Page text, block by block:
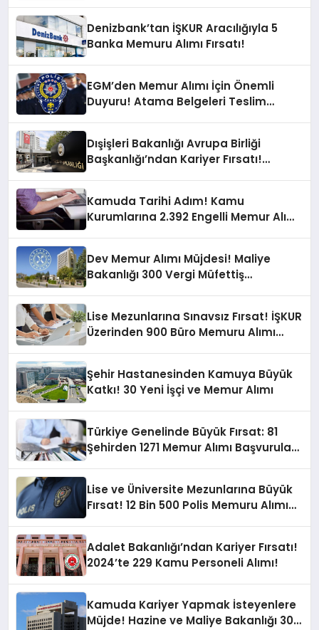
Denizbank’tan İŞKUR Aracılığıyla 5
Banka Memuru Alımı Fırsatı!
EGM’den Memur Alımı İçin Önemli
Duyuru! Atama Belgeleri Teslim
Dışişleri Bakanlığı Avrupa Birliği
Başkanlığı’ndan Kariyer Fırsatı!
Kamuda Tarihi Adım! Kamu
Kurumlarına 2.392 Engelli Memur Alımı
Dev Memur Alımı Müjdesi! Maliye
Bakanlığı 300 Vergi Müfettiş
Lise Mezunlarına Sınavsız Fırsat! İŞKUR
Üzerinden 900 Büro Memuru Alımı
Şehir Hastanesinden Kamuya Büyük
Katkı! 30 Yeni İşçi ve Memur Alımı
Türkiye Genelinde Büyük Fırsat: 81
Şehirden 1271 Memur Alımı Başvuruları
Lise ve Üniversite Mezunlarına Büyük
Fırsat! 12 Bin 500 Polis Memuru Alımı
Adalet Bakanlığı’ndan Kariyer Fırsatı!
2024’te 229 Kamu Personeli Alımı!
Kamuda Kariyer Yapmak İsteyenlere
Müjde! Hazine ve Maliye Bakanlığı 300